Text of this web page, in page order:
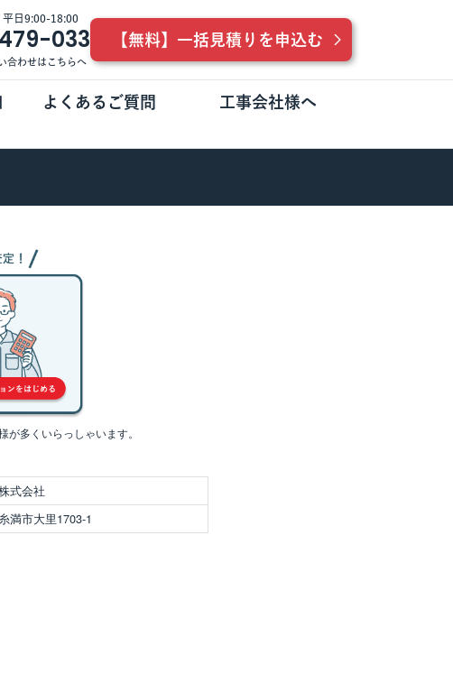
平日9:00-18:00
033
合わせはこちらへ
【無料】一括見積りを申込む
よくあるご質問 工事会社様へ
多くいらっしゃいます。
式会社
満市大里1703-1